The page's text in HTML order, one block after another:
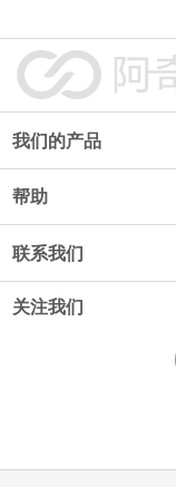
我们的产品
自动发货
帮助
使用教程
卡券工具
联系我们
使用咨询
关注我们